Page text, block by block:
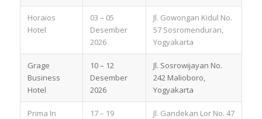
Horaios
Hotel
03 – 05
Desember
2026
Jl. Gowongan Kidul No.
57 Sosromenduran,
Yogyakarta
Grage
Business
Hotel
10 – 12
Desember
2026
Jl. Sosrowijayan No.
242 Malioboro,
Yogyakarta
Prima In
17 – 19
Jl. Gandekan Lor No. 47